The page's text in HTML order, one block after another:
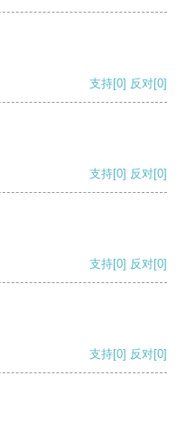
支持[0] 反对[0]
支持[0] 反对[0]
支持[0] 反对[0]
支持[0] 反对[0]